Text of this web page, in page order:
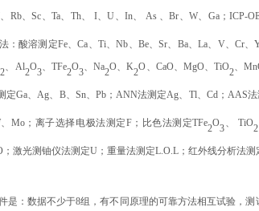
Rb、Sc、Ta、Th、 I、U、In、 As 、Br、W、Ga；ICP-
：酸溶测定Fe、Ca、Ti、Nb、Be、Sr、Ba、La、V、Cr
2
、Al
2
O
3
、TFe
2
O
3
、Na
2
O、K
2
O、CaO、MgO、TiO
2
、
定Ga、Ag、B、Sn、Pb；ANN法测定Ag、 Tl、Cd；AAS
Mo；离子选择电极法测定F；比色法测定TFe
2
O
3
、 TiO
2
；激光测铀仪法测定U；重量法测定L.O.L ；红外线分析法测
是：数据不少于8组，有不同原理的可靠方法相互试验，